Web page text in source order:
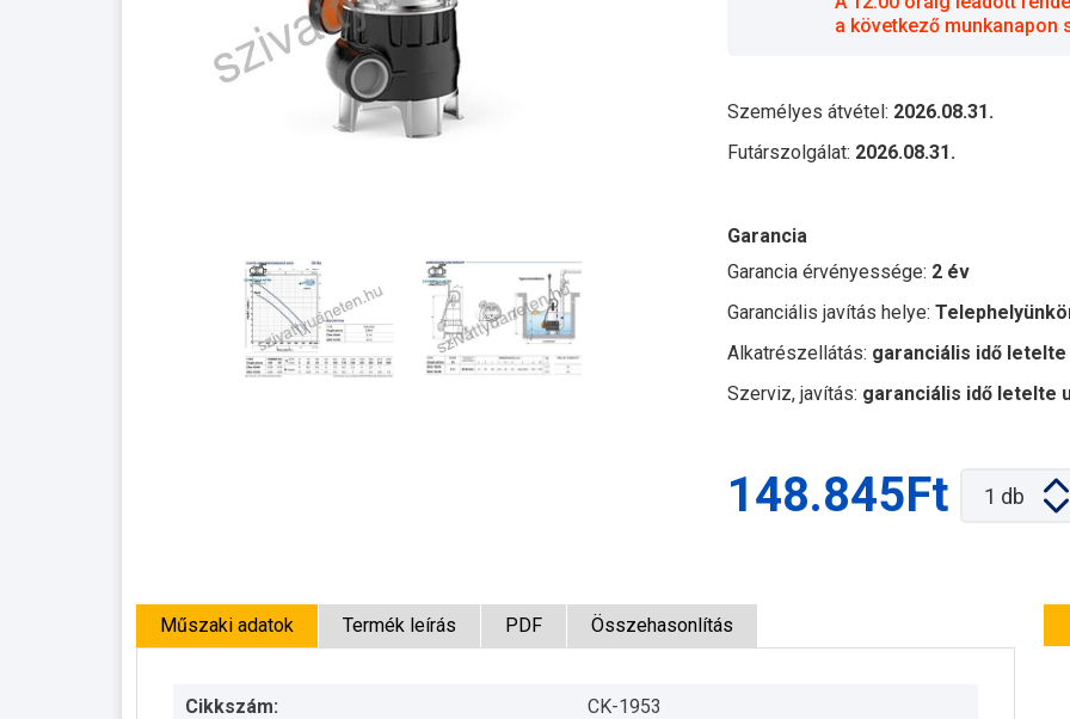
a következő munkanapon
Személyes átvétel: 2026.08.31.
Futárszolgálat: 2026.08.31.
Garancia
Garancia érvényessége: 2 év
Garanciális javítás helye:
Alkatrészellátás: garanciális idő letelte
Szerviz, javítás: garanciális idő letelte
148.845Ft 1 db
Műszaki adatok Termék leírás PDF Összehasonlítás
Cikkszám: CK-1953